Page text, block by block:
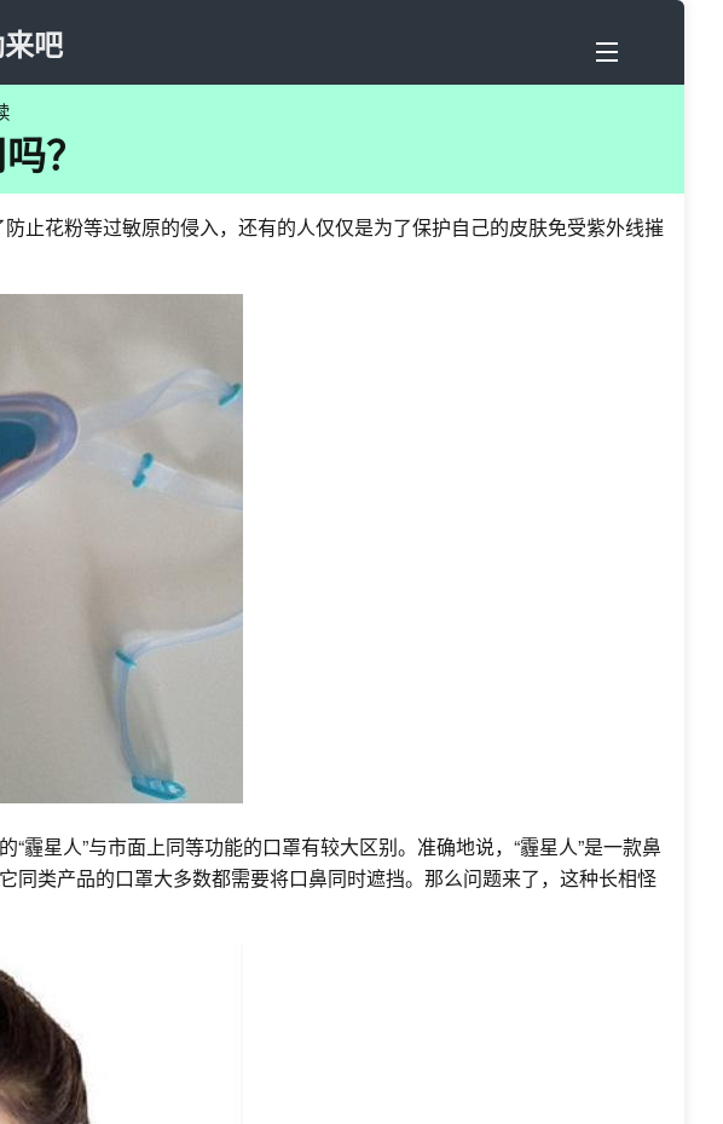
吧
？
止花粉等过敏原的侵入，还有的人仅仅是为了保护自己的皮肤免受紫外线摧
霾星人”与市面上同等功能的口罩有较大区别。准确地说，“霾星人”是一款鼻
同类产品的口罩大多数都需要将口鼻同时遮挡。那么问题来了，这种长相怪